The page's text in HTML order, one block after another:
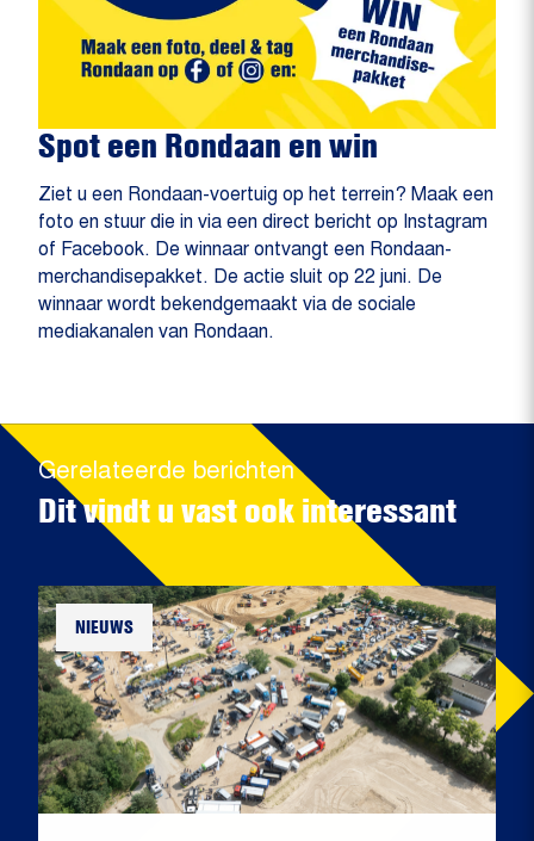
Spot een Rondaan en win
Ziet u een Rondaan-voertuig op het terrein? Maak een
foto en stuur die in via een direct bericht op Instagram
of Facebook. De winnaar ontvangt een Rondaan-
merchandisepakket. De actie sluit op 22 juni. De
winnaar wordt bekendgemaakt via de sociale
mediakanalen van Rondaan.
Gerelateerde berichten
Dit vindt u vast ook interessant
NIEUWS